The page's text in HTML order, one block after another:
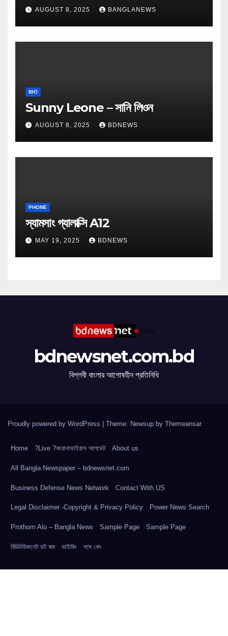
AUGUST 8, 2025 BANGLANEWS
BIO
Sunny Leone – সানি লিওন
AUGUST 8, 2025 BDNEWS
PHONE
স্যামসাং গ্যালাক্সি A12
MAY 19, 2025 BDNEWS
bdnewsnet.com.bd
বিপ্লবী বাংলার আপোষহীন প্রতিনিধি
Proudly powered by WordPress | Theme: Newsup by Themeansar.
Home ?Live ?করোনাভাইরাস আপডেট About us
All Bangla Newspaper – bdnewsnet.com
Business Defense News Network Contact With US
Legal Disclaimer -Copyright & Privacy Policy Power News Search
Prothom Alo – Bangla News Sample Page Sample Page
বিডিনিউজনেট ডট কম ভাইকিং সাম বেদ